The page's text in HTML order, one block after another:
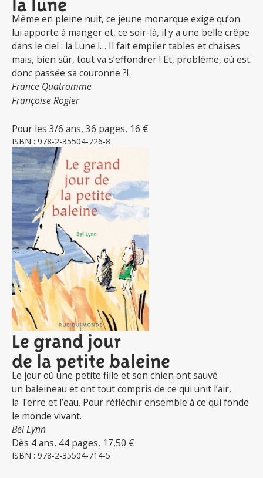
Même en pleine nuit, ce jeune monarque exige qu’on
lui apporte à manger et, ce soir-là, il y a une belle crêpe
dans le ciel : la Lune !… Il fait empiler tables et chaises
mais, bien sûr, tout va s’effondrer ! Et, problème, où est
donc passée sa couronne ?!
France Quatromme
Françoise Rogier
Pour les 3/6 ans, 36 pages, 16 €
ISBN : 978-2-35504-726-8
Le grand jour
de la petite baleine
Le jour où une petite fille et son chien ont sauvé
un baleineau et ont tout compris de ce qui unit l’air,
la Terre et l’eau. Pour réfléchir ensemble à ce qui fonde
le monde vivant.
Bei Lynn
Dès 4 ans, 44 pages, 17,50 €
ISBN : 978-2-35504-714-5